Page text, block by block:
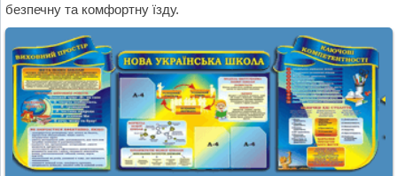
безпечну та комфортну їзду.